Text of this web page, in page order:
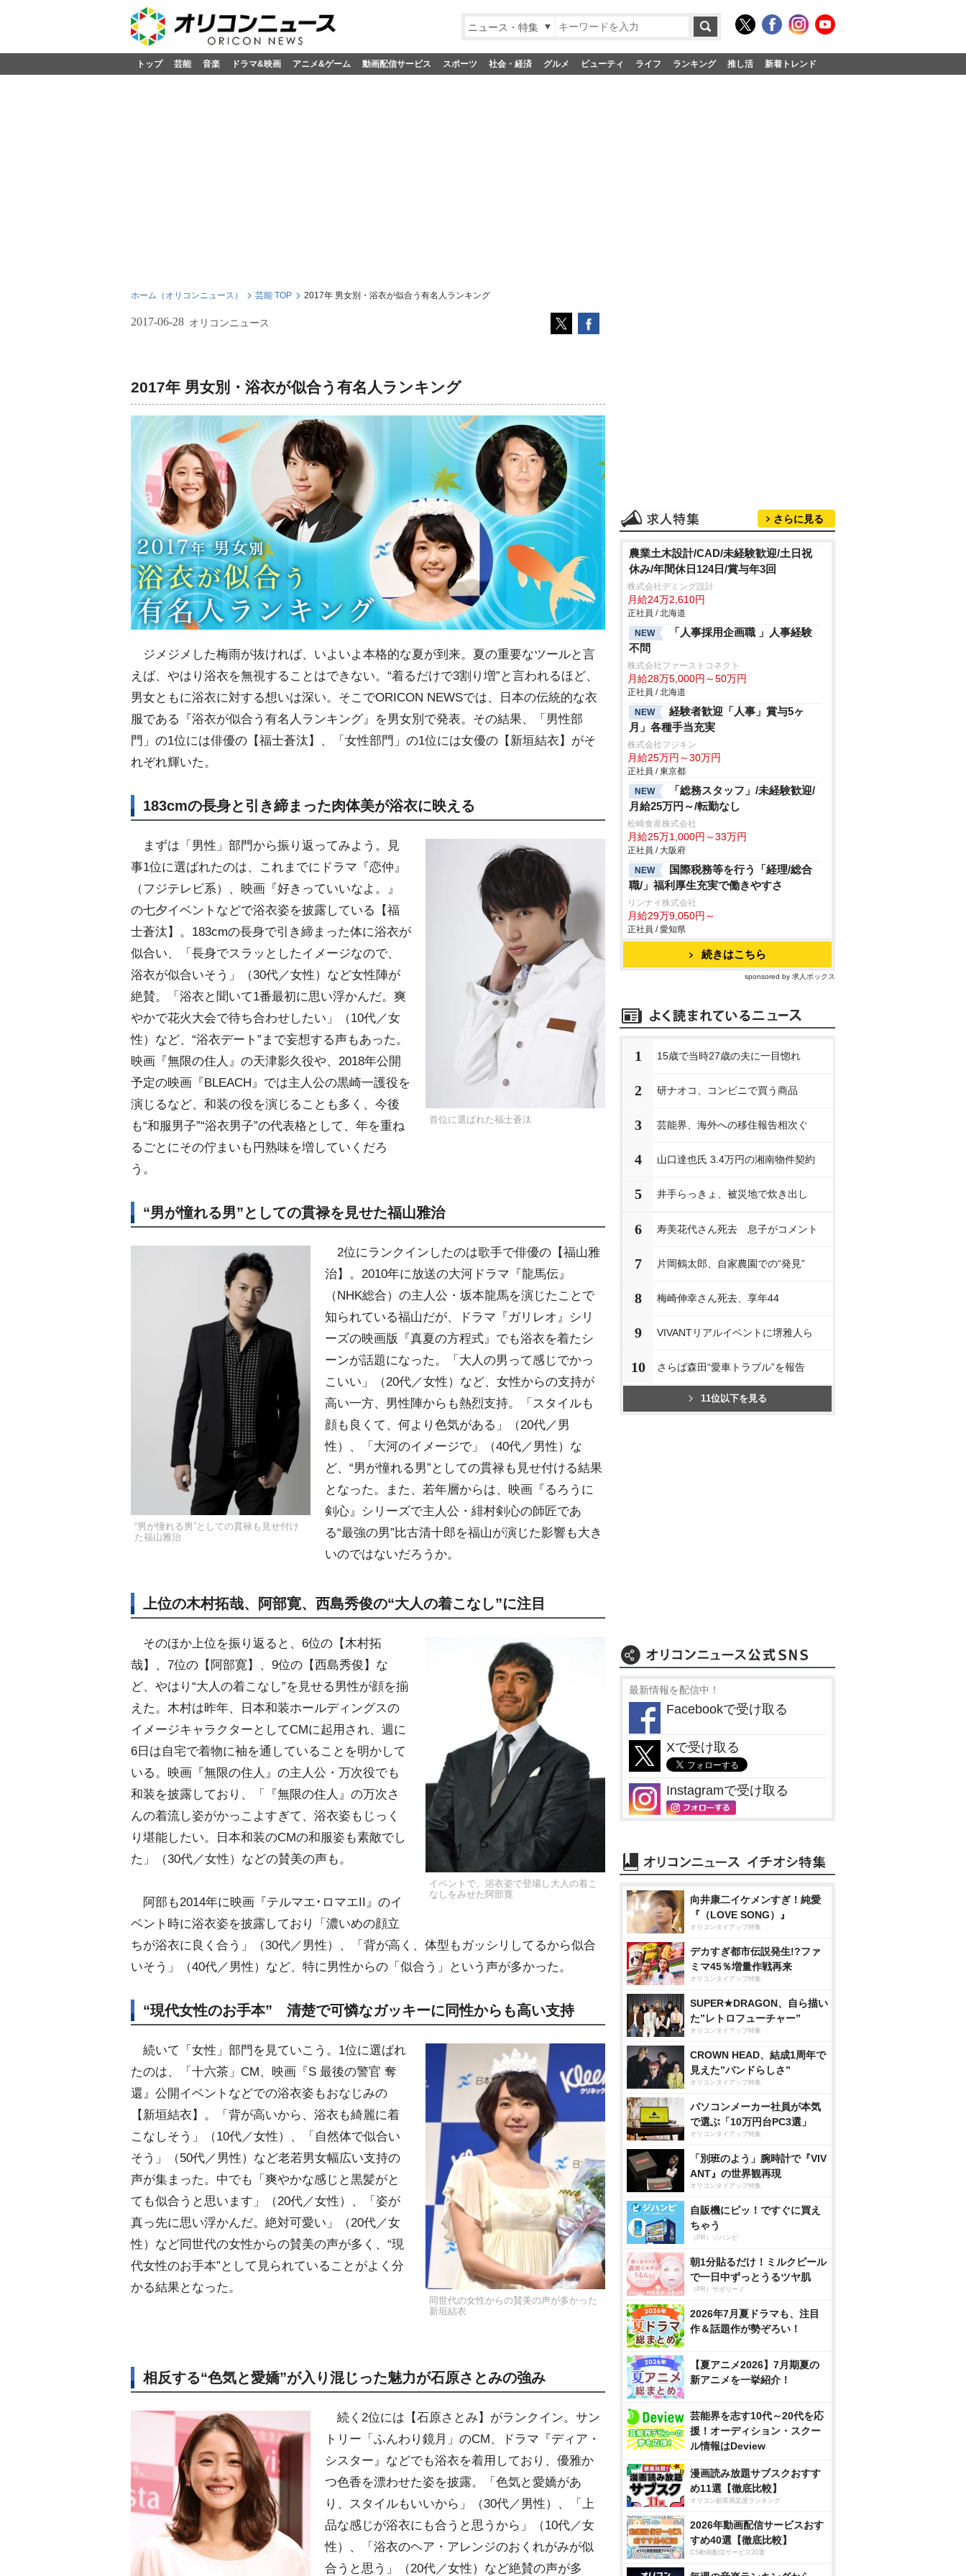
ニュース・特集
トップ 芸能 音楽 ドラマ&映画 アニメ&ゲーム 動画配信サービス スポーツ 社会・経済 グルメ ビューティ ライフ ランキング 推し活 新着トレンド
ホーム（オリコンニュース） 芸能 TOP 2017年 男女別・浴衣が似合う有名人ランキング
2017-06-28 オリコンニュース
2017年 男女別・浴衣が似合う有名人ランキング
ジメジメした梅雨が抜ければ、いよいよ本格的な夏が到来。夏の重要なツールと言
えば、やはり浴衣を無視することはできない。“着るだけで3割り増”と言われるほど、
男女ともに浴衣に対する想いは深い。そこでORICON NEWSでは、日本の伝統的な衣
服である『浴衣が似合う有名人ランキング』を男女別で発表。その結果、「男性部
門」の1位には俳優の【福士蒼汰】、「女性部門」の1位には女優の【新垣結衣】がそ
れぞれ輝いた。
183cmの長身と引き締まった肉体美が浴衣に映える
首位に選ばれた福士蒼汰
まずは「男性」部門から振り返ってみよう。見
事1位に選ばれたのは、これまでにドラマ『恋仲』
（フジテレビ系）、映画『好きっていいなよ。』
の七夕イベントなどで浴衣姿を披露している【福
士蒼汰】。183cmの長身で引き締まった体に浴衣が
似合い、「長身でスラッとしたイメージなので、
浴衣が似合いそう」（30代／女性）など女性陣が
絶賛。「浴衣と聞いて1番最初に思い浮かんだ。爽
かで花火大会で待ち合わせしたい」（10代／女
性）など、“浴衣デート”まで妄想する声もあった。
映画『無限の住人』の天津影久役や、2018年公開
予定の映画『BLEACH』では主人公の黒崎一護役を
演じるなど、和装の役を演じることも多く、今後
も“和服男子”“浴衣男子”の代表格として、年を重ね
るごとにその佇まいも円熟味を増していくだろ
う。
“男が憧れる男”としての貫禄を見せた福山雅治
“男が憧れる男”としての貫禄も見せ付け
た福山雅治
2位にランクインしたのは歌手で俳優の【福山雅
治】。2010年に放送の大河ドラマ『龍馬伝』
（NHK総合）の主人公・坂本龍馬を演じたことで
知られている福山だが、ドラマ『ガリレオ』シリ
ーズの映画版『真夏の方程式』でも浴衣を着たシ
ーンが話題になった。「大人の男って感じでかっ
こいい」（20代／女性）など、女性からの支持が
高い一方、男性陣からも熱烈支持。「スタイルも
顔も良くて、何より色気がある」（20代／男
性）、「大河のイメージで」（40代／男性）な
ど、“男が憧れる男”としての貫禄も見せ付ける結果
となった。また、若年層からは、映画『るろうに
剣心』シリーズで主人公・緋村剣心の師匠であ
る“最強の男”比古清十郎を福山が演じた影響も大き
いのではないだろうか。
上位の木村拓哉、阿部寛、西島秀俊の“大人の着こなし”に注目
イベントで、浴衣姿で登場し大人の着こ
なしをみせた阿部寛
そのほか上位を振り返ると、6位の【木村拓
哉】、7位の【阿部寛】、9位の【西島秀俊】な
ど、やはり“大人の着こなし”を見せる男性が顔を揃
えた。木村は昨年、日本和装ホールディングスの
イメージキャラクターとしてCMに起用され、週に
6日は自宅で着物に袖を通していることを明かして
いる。映画『無限の住人』の主人公・万次役でも
和装を披露しており、「『無限の住人』の万次さ
んの着流し姿がかっこよすぎて、浴衣姿もじっく
り堪能したい。日本和装のCMの和服姿も素敵でし
た」（30代／女性）などの賛美の声も。
阿部も2014年に映画『テルマエ･ロマエII』のイ
ベント時に浴衣姿を披露しており「濃いめの顔立
ちが浴衣に良く合う」（30代／男性）、「背が高く、体型もガッシリしてるから似合
いそう」（40代／男性）など、特に男性からの「似合う」という声が多かった。
“現代女性のお手本” 清楚で可憐なガッキーに同性からも高い支持
同世代の女性からの賛美の声が多かった
新垣結衣
続いて「女性」部門を見ていこう。1位に選ばれ
たのは、「十六茶」CM、映画『S 最後の警官 奪
還』公開イベントなどでの浴衣姿もおなじみの
【新垣結衣】。「背が高いから、浴衣も綺麗に着
こなしそう」（10代／女性）、「自然体で似合い
そう」（50代／男性）など老若男女幅広い支持の
声が集まった。中でも「爽やかな感じと黒髪がと
ても似合うと思います」（20代／女性）、「姿が
真っ先に思い浮かんだ。絶対可愛い」（20代／女
性）など同世代の女性からの賛美の声が多く、“現
代女性のお手本”として見られていることがよく分
かる結果となった。
相反する“色気と愛嬌”が入り混じった魅力が石原さとみの強み
続く2位には【石原さとみ】がランクイン。サン
トリー「ふんわり鏡月」のCM、ドラマ『ディア・
シスター』などでも浴衣を着用しており、優雅か
つ色香を漂わせた姿を披露。「色気と愛嬌があ
り、スタイルもいいから」（30代／男性）、「上
品な感じが浴衣にも合うと思うから」（10代／女
性）、「浴衣のヘア・アレンジのおくれがみが似
合うと思う」（20代／女性）など絶賛の声が多
さらに見る
農業土木設計/CAD/未経験歓迎/土日祝
休み/年間休日124日/賞与年3回
株式会社デミング設計
月給24万2,610円
正社員 / 北海道
NEW
「人事採用企画職 」人事経験
不問
株式会社ファーストコネクト
月給28万5,000円～50万円
正社員 / 北海道
NEW
経験者歓迎「人事」賞与5ヶ
月」各種手当充実
株式会社フジキン
月給25万円～30万円
正社員 / 東京都
NEW
「総務スタッフ」/未経験歓迎/
月給25万円～/転勤なし
松崎食産株式会社
月給25万1,000円～33万円
正社員 / 大阪府
NEW
国際税務等を行う「経理/総合
職/」福利厚生充実で働きやすさ
リンナイ株式会社
月給29万9,050円～
正社員 / 愛知県
続きはこちら
sponsored by 求人ボックス
1 15歳で当時27歳の夫に一目惚れ
2 研ナオコ、コンビニで買う商品
3 芸能界、海外への移住報告相次ぐ
4 山口達也氏 3.4万円の湘南物件契約
5 井手らっきょ、被災地で炊き出し
6 寿美花代さん死去 息子がコメント
7 片岡鶴太郎、自家農園での“発見”
8 梅崎伸幸さん死去、享年44
9 VIVANTリアルイベントに堺雅人ら
10 さらば森田“愛車トラブル”を報告
11位以下を見る
最新情報を配信中！
Facebookで受け取る
Xで受け取る
Instagramで受け取る
向井康二イケメンすぎ！純愛
『（LOVE SONG）』
オリコンタイアップ特集
デカすぎ都市伝説発生!?ファ
ミマ45％増量作戦再来
オリコンタイアップ特集
SUPER★DRAGON、自ら描い
た”レトロフューチャー”
オリコンタイアップ特集
CROWN HEAD、結成1周年で
見えた”バンドらしさ”
オリコンタイアップ特集
パソコンメーカー社員が本気
で選ぶ「10万円台PC3選」
オリコンタイアップ特集
「別班のよう」腕時計で『VIV
ANT』の世界観再現
オリコンタイアップ特集
自販機にピッ！ですぐに買え
ちゃう
（PR）ジハンピ
朝1分貼るだけ！ミルクピール
で一日中ずっとうるツヤ肌
（PR）サボリーノ
2026年7月夏ドラマも、注目
作＆話題作が勢ぞろい！
【夏アニメ2026】7月期夏の
新アニメを一挙紹介！
芸能界を志す10代～20代を応
援！オーディション・スクー
ル情報はDeview
漫画読み放題サブスクおすす
め11選【徹底比較】
オリコン顧客満足度ランキング
2026年動画配信サービスおす
すめ40選【徹底比較】
CS動画配信サービス20選